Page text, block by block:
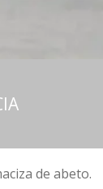
de abeto.